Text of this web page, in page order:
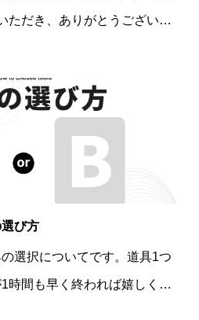
ただき、ありがとうございま
この
び方
選択についてです。道具1つ
時間も早く終われば嬉しくな